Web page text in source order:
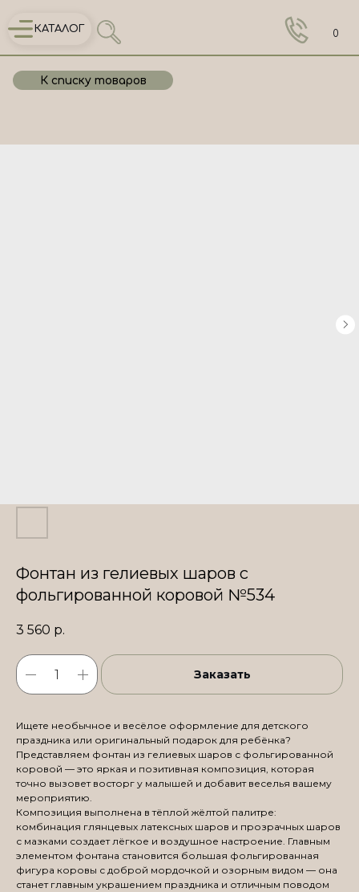
КАТАЛОГ 0
К списку товаров
Фонтан из гелиевых шаров с
фольгированной коровой №534
3 560 р.
Заказать
Ищете необычное и весёлое оформление для детского
праздника или оригинальный подарок для ребёнка?
Представляем фонтан из гелиевых шаров с фольгированной
коровой — это яркая и позитивная композиция, которая
точно вызовет восторг у малышей и добавит веселья вашему
мероприятию.
Композиция выполнена в тёплой жёлтой палитре:
комбинация глянцевых латексных шаров и прозрачных шаров
с мазками создает лёгкое и воздушное настроение. Главным
элементом фонтана становится большая фольгированная
фигура коровы с доброй мордочкой и озорным видом — она
станет главным украшением праздника и отличным поводом